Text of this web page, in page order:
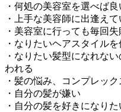
・何処の美容室を選べば
・上手な美容師に出逢え
・美容室に行っても毎回
・なりたいヘアスタイル
・なりたい髪型になれな
われる
・髪の悩み、コンプレッ
・自分の髪が嫌い
・自分の髪を好きになりた